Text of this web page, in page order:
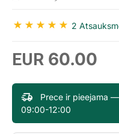
2
EUR 60.00
Prece ir pieejama
09:00-12:00